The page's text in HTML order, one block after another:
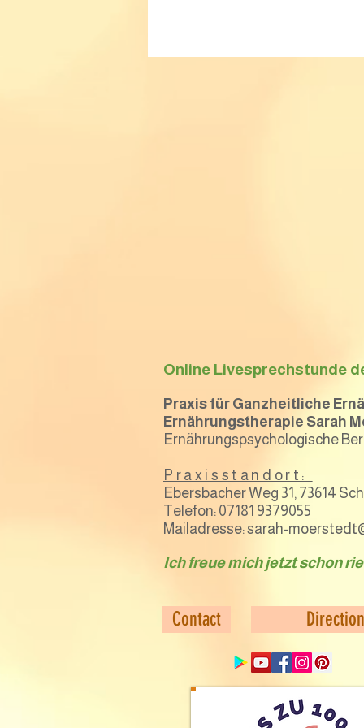
Online Livesprechstunde
Praxis für Ganzheitliche
Ernährungstherapie Sarah
Ernährungspsychologische
Praxisstandort:
Ebersbacher Weg 31, 73614
Telefon: 07181 9379055
Mailadresse: sarah-
Ich freue mich jetzt schon
Contact